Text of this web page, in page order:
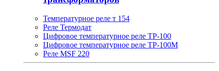
Температурное реле т 154
Реле Термодат
Цифровое температурное реле ТР-100
Цифровое температурное реле ТР-100М
Реле MSF 220